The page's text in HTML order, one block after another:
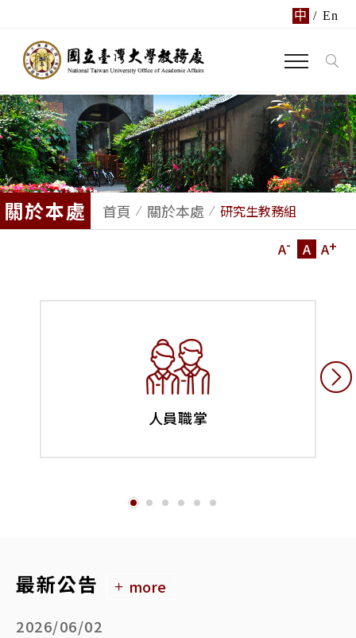
中 / En
關於本處 首頁 關於本處
研究生教務組
A- A A+
人員職掌
最新公告
more
2026/06/02